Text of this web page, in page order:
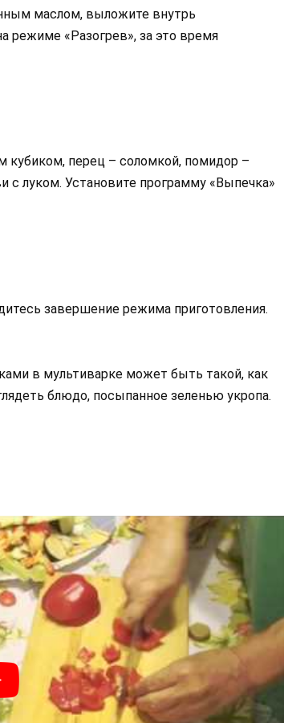
маслом, выложите внутрь
режиме «Разогрев», за это время
кубиком, перец – соломкой, помидор –
луком. Установите программу «Выпечка»
завершение режима приготовления.
в мультиварке может быть такой, как
блюдо, посыпанное зеленью укропа.